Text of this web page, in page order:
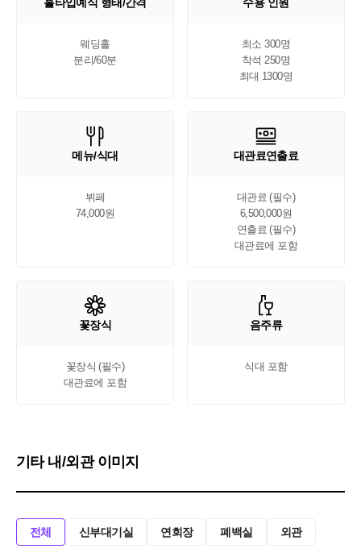
웨딩홀
분리/60분
최소 300명
착석 250명
최대 1300명
메뉴/식대
뷔페
74,000원
대관료연출료
대관료 (필수)
6,500,000원
연출료 (필수)
대관료에 포함
꽃장식
꽃장식 (필수)
대관료에 포함
음주류
식대 포함
기타 내/외관 이미지
전체 신부대기실 연회장 폐백실 외관